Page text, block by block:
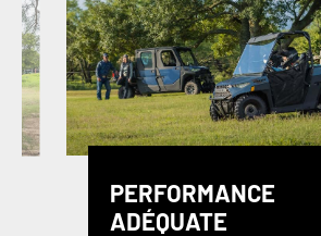
PERFORMANCE
ADÉQUATE